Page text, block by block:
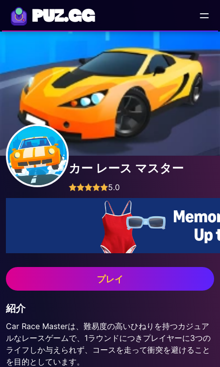
PUZ.GG
カー レース マスター
5.0
プレイ
紹介
Car Race Masterは、難易度の高いひねりを持つカジュア
ルなレースゲームで、1ラウンドにつきプレイヤーに3つの
ライフしか与えられず、コースを走って衝突を避けること
を目的としています。